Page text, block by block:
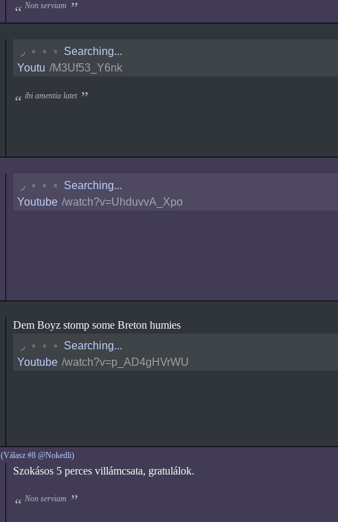
Non serviam
◟ ◦ ◦ ◦
Searching...
Youtu /M3Uf53_Y6nk
ibi amentia latet
◟ ◦ ◦ ◦
Searching...
Youtube /watch?v=UhduvvA_Xpo
Dem Boyz stomp some Breton humies
◟
◦ ◦ ◦
Searching...
Youtube /watch?v=p_AD4gHVrWU
(Válasz #8 @Nokedli)
Szokásos 5 perces villámcsata, gratulálok.
Non serviam